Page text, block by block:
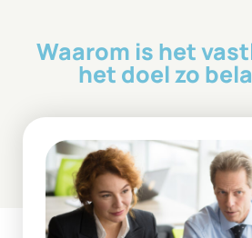
Waarom is het
het doel zo